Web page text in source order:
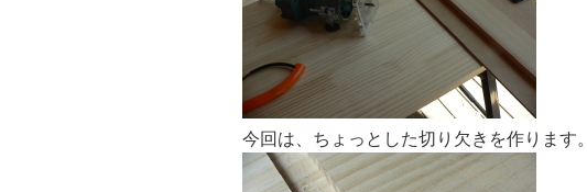
今回は、ちょっとした切り欠きを作ります。